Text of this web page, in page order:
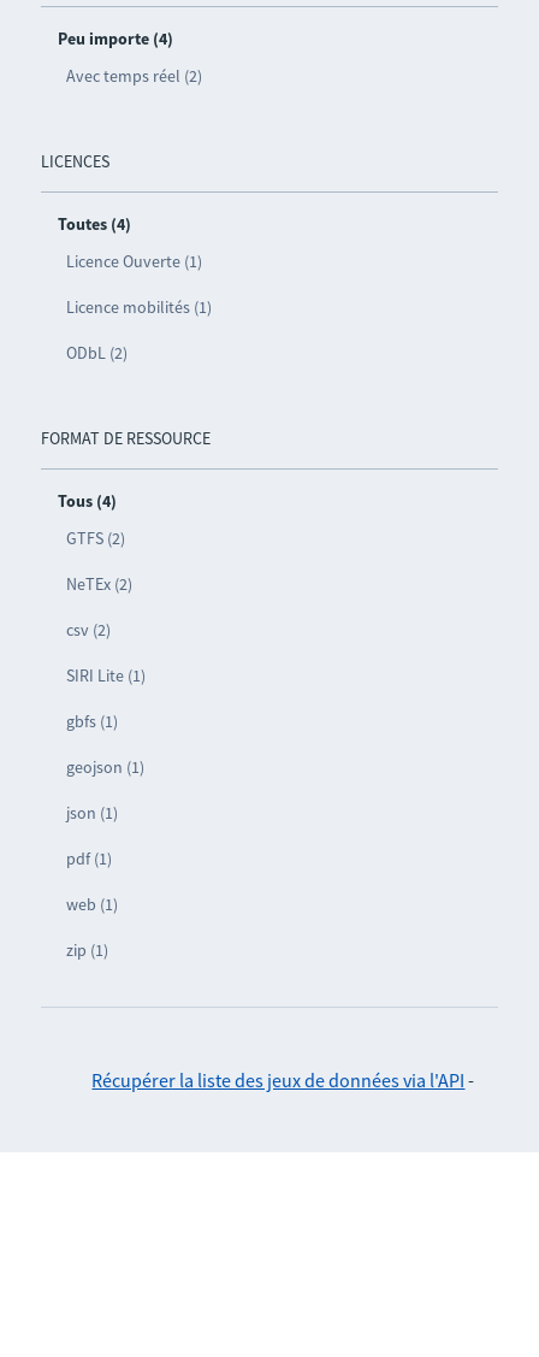
Peu importe (4)
Avec temps réel (2)
LICENCES
Toutes (4)
Licence Ouverte (1)
Licence mobilités (1)
ODbL (2)
FORMAT DE RESSOURCE
Tous (4)
GTFS (2)
NeTEx (2)
csv (2)
SIRI Lite (1)
gbfs (1)
geojson (1)
json (1)
pdf (1)
web (1)
zip (1)
Récupérer la liste des jeux de données via l'API -